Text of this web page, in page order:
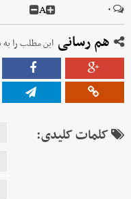
۰ A
هم رسانی این مطلب را
کلمات کلیدی: